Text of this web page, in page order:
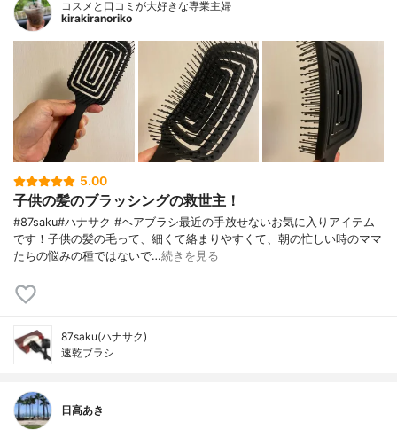
コスメと口コミが大好きな専業主婦
kirakiranoriko
5.00
子供の髪のブラッシングの救世主！
#87saku#ハナサク #ヘアブラシ最近の手放せないお気に入りアイテム
です！子供の髪の毛って、細くて絡まりやすくて、朝の忙しい時のママ
たちの悩みの種ではないで…続きを見る
87saku(ハナサク)
速乾ブラシ
日高あき